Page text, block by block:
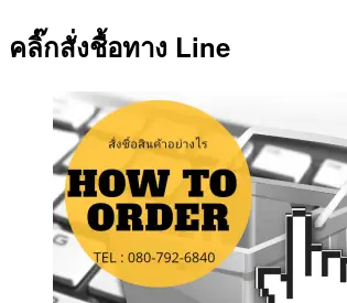
คลิ๊กสั่งชื้อทาง Line